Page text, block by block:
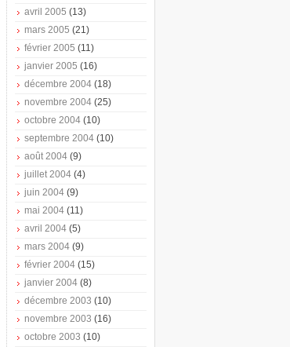
avril 2005 (13)
mars 2005 (21)
février 2005 (11)
janvier 2005 (16)
décembre 2004 (18)
novembre 2004 (25)
octobre 2004 (10)
septembre 2004 (10)
août 2004 (9)
juillet 2004 (4)
juin 2004 (9)
mai 2004 (11)
avril 2004 (5)
mars 2004 (9)
février 2004 (15)
janvier 2004 (8)
décembre 2003 (10)
novembre 2003 (16)
octobre 2003 (10)